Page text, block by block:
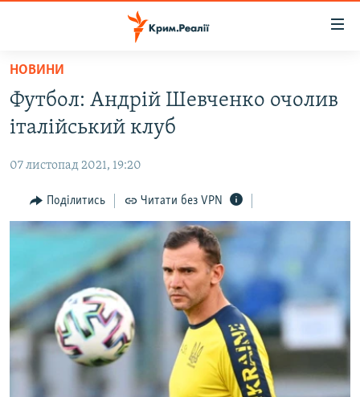
Перейти
основного
матеріалу
до
навігації
Перейти
НОВИНИ
ВОДА.КРИМ
ПОЛІТИКА
БЛОГИ
ПОГЛЯД
ВСЕ ЗА ДЕНЬ
СПЕЦПРОЕКТИ
ДЕПОРТАЦІЯ
ЯК ОБІЙТИ БЛОКУВАННЯ
Русский
НОВИНИ
Футбол: Андрій Шевченко очолив
італійський клуб
07 листопад 2021, 19:20
Поділитись Читати без VPN